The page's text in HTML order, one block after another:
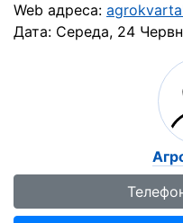
Web адреса:
Дата: Середа, 24